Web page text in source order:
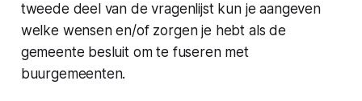
tweede deel van de vragenlijst kun je aangeven
welke wensen en/of zorgen je hebt als de
gemeente besluit om te fuseren met
buurgemeenten.